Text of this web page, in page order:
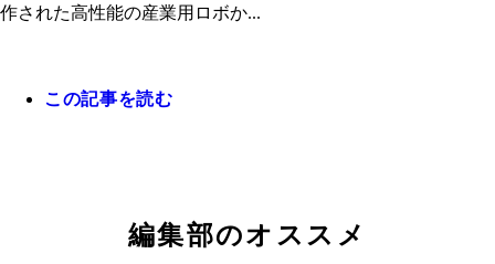
遠征A2シリーズ 中国でトレンドとなっている、
一緒に働くことを目的とした協働ロボット。パー
ファミレスでおなじみの配膳ロボット。前面に大
作パネルを搭載したアップデートモデル（優必選
先行者 中国の国立国防科技大学が開発した二足
ボット。2000年に発表されると、イジりたくなる
作された高性能の産業用ロボか...
この記事を読む
編集部のオススメ